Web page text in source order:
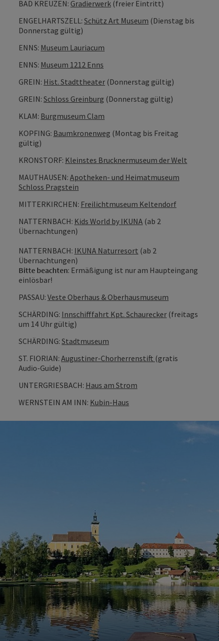
BAD KREUZEN: Gradierwerk (freier Eintritt)
ENGELHARTSZELL: Schütz Art Museum (Dienstag bis
Donnerstag gültig)
ENNS: Museum Lauriacum
ENNS: Museum 1212 Enns
GREIN: Hist. Stadttheater (Donnerstag gültig)
GREIN: Schloss Greinburg (Donnerstag gültig)
KLAM: Burgmuseum Clam
KOPFING: Baumkronenweg (Montag bis Freitag
gültig)
KRONSTORF: Kleinstes Brucknermuseum der Welt
MAUTHAUSEN: Apotheken- und Heimatmuseum
Schloss Pragstein
MITTERKIRCHEN: Freilichtmuseum Keltendorf
NATTERNBACH: Kids World by IKUNA (ab 2
Übernachtungen)
NATTERNBACH: IKUNA Naturresort (ab 2
Übernachtungen)
Bitte beachten: Ermäßigung ist nur am Haupteingang
einlösbar!
PASSAU: Veste Oberhaus & Oberhausmuseum
SCHÄRDING: Innschifffahrt Kpt. Schaurecker (freitags
um 14 Uhr gültig)
SCHÄRDING: Stadtmuseum
ST. FlORIAN: Augustiner-Chorherrenstift (gratis
Audio-Guide)
UNTERGRIESBACH: Haus am Strom
WERNSTEIN AM INN: Kubin-Haus